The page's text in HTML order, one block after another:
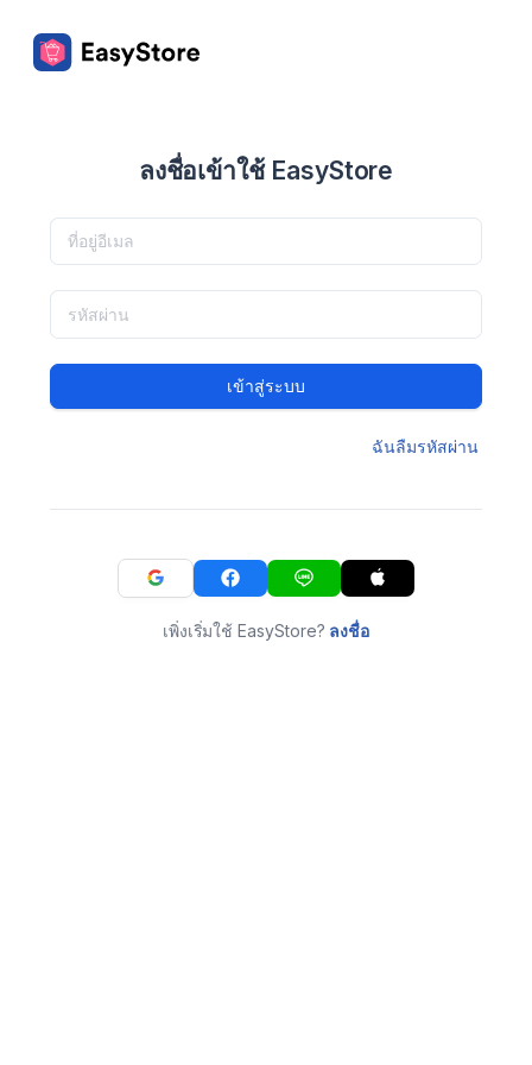
ลงชื่อเข้าใช้ EasyStore
เข้าสู่ระบบ
ฉันลืมรหัสผ่าน
เพิ่งเริ่มใช้ EasyStore? ลงชื่อ